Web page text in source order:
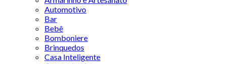
Automotivo
Bar
Bebê
Bomboniere
Brinquedos
Casa Inteligente